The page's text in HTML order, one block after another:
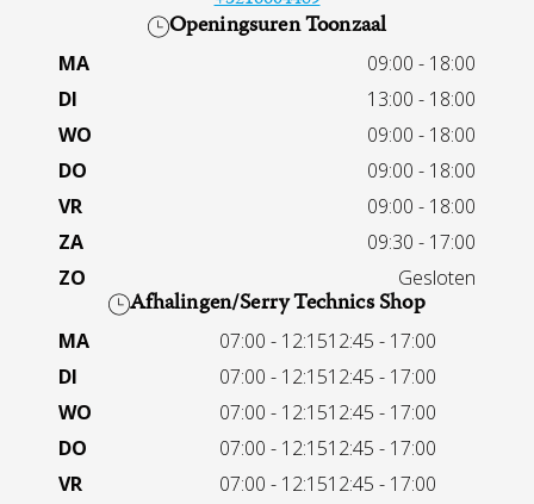
Openingsuren Toonzaal
MA
09:00 - 18:00
DI
13:00 - 18:00
WO
09:00 - 18:00
DO
09:00 - 18:00
VR
09:00 - 18:00
ZA
09:30 - 17:00
ZO
Gesloten
Afhalingen/Serry Technics Shop
MA 07:00 - 12:1512:45 - 17:00
DI
07:00 - 12:1512:45 - 17:00
WO
07:00 - 12:1512:45 - 17:00
DO
07:00 - 12:1512:45 - 17:00
VR
07:00 - 12:1512:45 - 17:00